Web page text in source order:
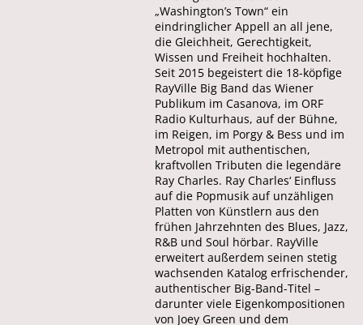
„Washington’s Town“ ein
eindringlicher Appell an all jene,
die Gleichheit, Gerechtigkeit,
Wissen und Freiheit hochhalten.
Seit 2015 begeistert die 18-köpfige
RayVille Big Band das Wiener
Publikum im Casanova, im ORF
Radio Kulturhaus, auf der Bühne,
im Reigen, im Porgy & Bess und im
Metropol mit authentischen,
kraftvollen Tributen die legendäre
Ray Charles. Ray Charles‘ Einfluss
auf die Popmusik auf unzähligen
Platten von Künstlern aus den
frühen Jahrzehnten des Blues, Jazz,
R&B und Soul hörbar. RayVille
erweitert außerdem seinen stetig
wachsenden Katalog erfrischender,
authentischer Big-Band-Titel –
darunter viele Eigenkompositionen
von Joey Green und dem